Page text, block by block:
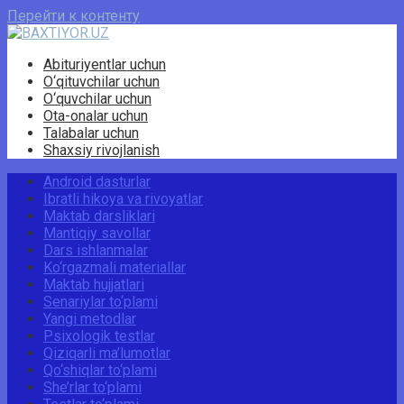
Перейти к контенту
Abituriyentlar uchun
O‘qituvchilar uchun
O‘quvchilar uchun
Ota-onalar uchun
Talabalar uchun
Shaxsiy rivojlanish
Android dasturlar
Ibratli hikoya va rivoyatlar
Maktab darsliklari
Mantiqiy savollar
Dars ishlanmalar
Ko‘rgazmali materiallar
Maktab hujjatlari
Senariylar to‘plami
Yangi metodlar
Psixologik testlar
Qiziqarli ma’lumotlar
Qo‘shiqlar to‘plami
She’rlar to‘plami